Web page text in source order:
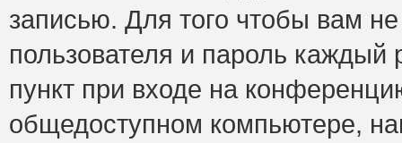
записью. Для того чтобы вам
пользователя и пароль
пункт при входе на
общедоступном компьютере,